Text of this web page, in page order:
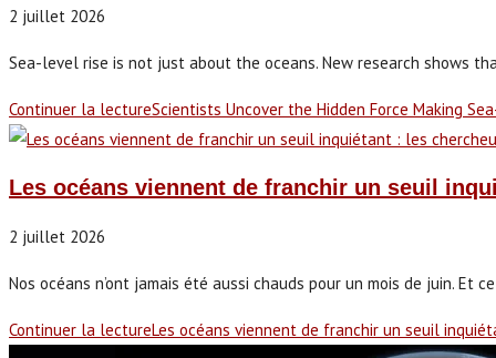
2 juillet 2026
Sea-level rise is not just about the oceans. New research shows
Continuer la lectureScientists Uncover the Hidden Force Making
Les océans viennent de franchir un seuil
2 juillet 2026
Nos océans n’ont jamais été aussi chauds pour un mois de juin. Et
Continuer la lectureLes océans viennent de franchir un seuil